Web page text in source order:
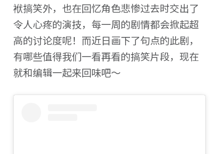
袱搞笑外，也在回忆角色悲惨过去时交出了
令人心疼的演技，每一周的剧情都会掀起超
高的讨论度呢！而近日画下了句点的此剧，
有哪些值得我们一看再看的搞笑片段，现在
就和编辑一起来回味吧～